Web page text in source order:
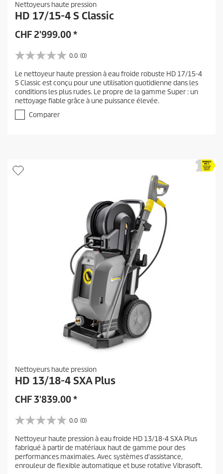
Nettoyeurs haute pression
HD 17/15-4 S Classic
CHF 2'999.00*
0.0 (0)
0
0
s
u
r
é
e
s
Le nettoyeur haute pression à eau froide robuste HD 17/15-4
S Classic est conçu pour une utilisation quotidienne dans les
conditions les plus rudes. Le propre de la gamme Super : un
nettoyage fiable grâce à une puissance élevée.
Comparer
Nettoyeurs haute pression
HD 13/18-4 SXA Plus
CHF 3'839.00*
0.0 (0)
0
0
s
u
r
Nettoyeur haute pression à eau froide HD 13/18-4 SXA Plus
fabriqué à partir de matériaux haut de gamme pour des
performances maximales. Avec systèmes d'assistance,
enrouleur de flexible automatique et buse rotative Vibrasoft.